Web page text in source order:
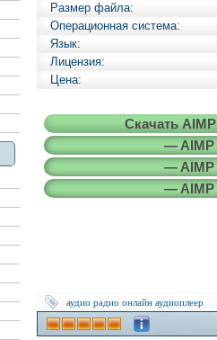
Размер файла:
Операционная система:
Язык:
Лицензия:
Цена:
Скачать
— AIMP
— AIMP
— AIMP
аудио радио онлайн аудиоплеер